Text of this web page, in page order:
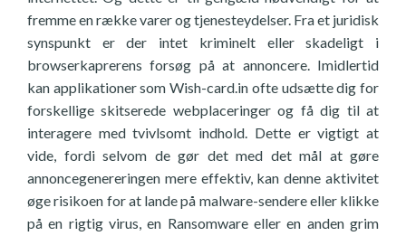
fremme en række varer og tjenesteydelser. Fra et juridisk
synspunkt er der intet kriminelt eller skadeligt i
browserkaprerens forsøg på at annoncere. Imidlertid
kan applikationer som Wish-card.in ofte udsætte dig for
forskellige skitserede webplaceringer og få dig til at
interagere med tvivlsomt indhold. Dette er vigtigt at
vide, fordi selvom de gør det med det mål at gøre
annoncegenereringen mere effektiv, kan denne aktivitet
øge risikoen for at lande på malware-sendere eller klikke
på en rigtig virus, en Ransomware eller en anden grim